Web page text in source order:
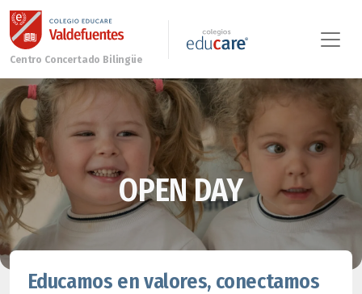
OPEN DAY
Educamos en valores, conectamos